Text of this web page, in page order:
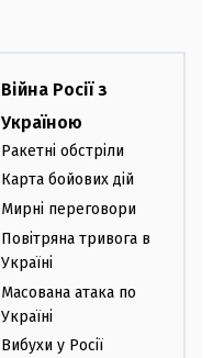
Війна Росії з
Україною
Ракетні обстріли
Карта бойових дій
Мирні переговори
Повітряна тривога в
Україні
Масована атака по
Україні
Вибухи у Росії